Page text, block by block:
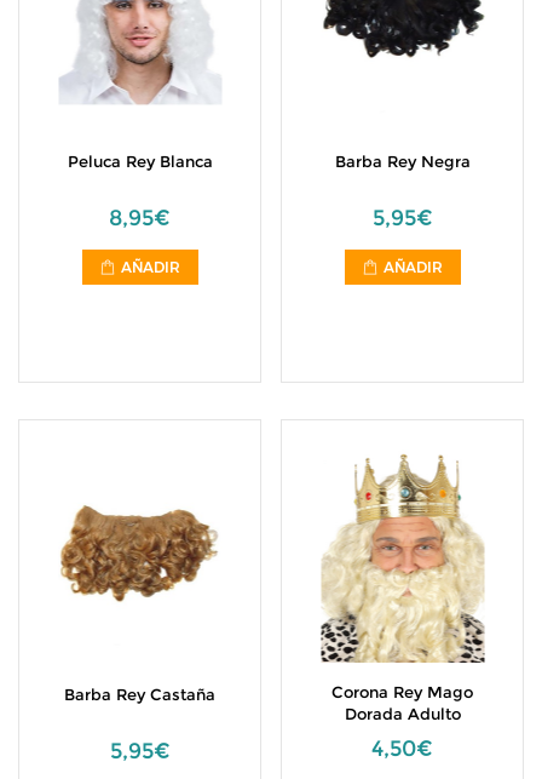
Peluca Rey Blanca
8,95€
AÑADIR
Barba Rey Negra
5,95€
AÑADIR
Barba Rey Castaña
5,95€
Corona Rey Mago
Dorada Adulto
4,50€